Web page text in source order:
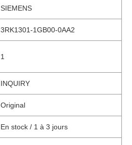
SIEMENS
3RK1301-1GB00-0AA2
1
INQUIRY
Original
En stock / 1 à 3 jours